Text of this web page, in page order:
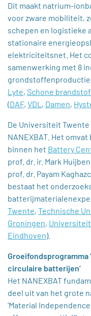
Dit maakt natrium-
voor zware mobiliteit,
schepen en logistieke
stationaire
elektriciteitsnet. Het
samenwerking met 8
grondstoffenproductie
Lyte, Schone
(DAF, VDL , Damen,
De Universiteit
NANEXBAT. Het
binnen het Battery
prof. dr. ir. Mark
prof. dr. Payam
bestaat het
Twente, Technische
Groningen,
Eindhoven).
Groeifondsprogramma
circulaire batterijen’
Het NANEXBAT
deel uit van het grote
‘Material